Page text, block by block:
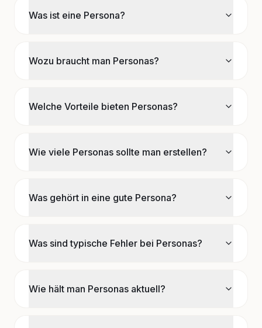
Was ist eine Persona?
Wozu braucht man Personas?
Welche Vorteile bieten Personas?
Wie viele Personas sollte man erstellen?
Was gehört in eine gute Persona?
Was sind typische Fehler bei Personas?
Wie hält man Personas aktuell?